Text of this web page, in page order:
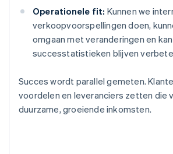
Operationele fit: Kunnen we
verkoopvoorspellingen doen,
omgaan met veranderingen en
successtatistieken blijven
Succes wordt parallel gemeten.
voordelen en leveranciers zetten die
duurzame, groeiende inkomsten.